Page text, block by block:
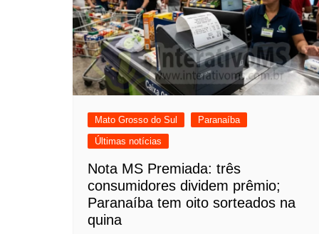
Mato Grosso do Sul
Paranaíba
Últimas notícias
Nota MS Premiada: três
consumidores dividem prêmio;
Paranaíba tem oito sorteados na
quina